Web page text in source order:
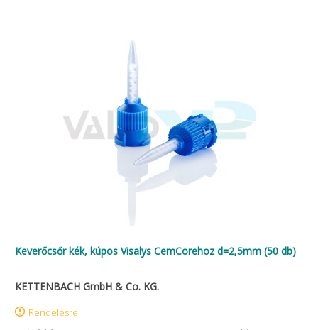
Keverőcsőr kék, kúpos Visalys CemCorehoz d=2,5mm (50 db)
KETTENBACH GmbH & Co. KG.
Rendelésre